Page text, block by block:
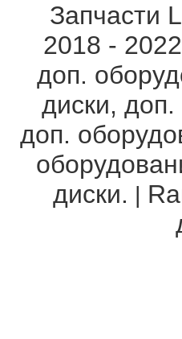
Запчасти
2018 -
доп.
диски,
доп.
диски. |